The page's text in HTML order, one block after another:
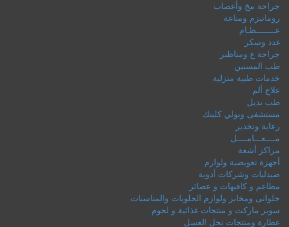
جراحة مخ وأعصاب
روماتيزم ومناعة
عــــــــظـام
غدد وسكر
جراحة ع ومناظير
طب المسنين
خدمات طبية منزلية
علاج ألم
طب بديل
مستشفى وبولي كلينك
رعاية وتخدير
مــــعـــامــــل
مراكز أشعة
أجهزة تعويضية ولوازم
صيدليات وشركات أدوية
مطاعم و كافيهات و عصائر
حلوانى ومخابز ولوازم الحلويات والمناسبات
سوبر ماركت و منتجات غذائية و لحوم
عطارة ومنتجات نحل العسل